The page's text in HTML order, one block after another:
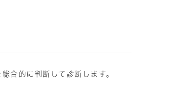
合的に判断して診断します。